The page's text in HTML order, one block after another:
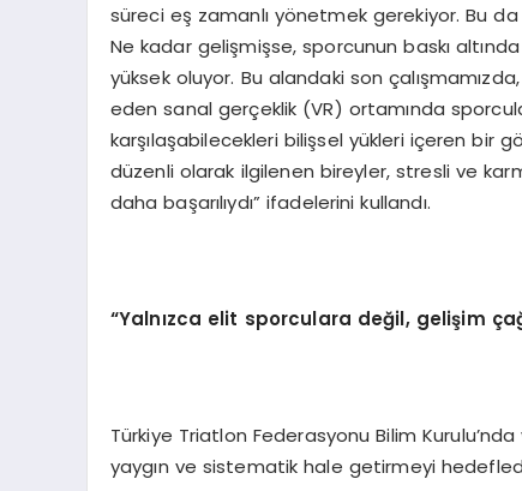
süreci eş zamanlı yönetmek gerekiyor. Bu
Ne kadar gelişmişse, sporcunun baskı
yüksek oluyor. Bu alandaki son
eden sanal gerçeklik (VR) ortamında
karşılaşabilecekleri bilişsel yükleri içeren
düzenli olarak ilgilenen bireyler, stresli ve
daha başarılıydı” ifadelerini kullandı.
“Yalnızca elit sporculara değil, gelişim
Türkiye Triatlon Federasyonu Bilim
yaygın ve sistematik hale getirmeyi